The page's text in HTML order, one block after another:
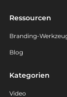
Ressourcen
Branding-
Blog
Kategorien
Video